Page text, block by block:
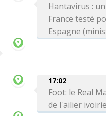
Hantavirus :
France testé
Espagne
17:02
Foot: le Real
de l'ailier